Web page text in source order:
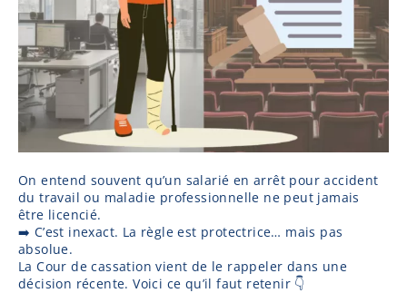
On entend souvent qu’un salarié en arrêt pour accident
du travail ou maladie professionnelle ne peut jamais
être licencié.
➡️ C’est inexact. La règle est protectrice… mais pas
absolue.
La Cour de cassation vient de le rappeler dans une
décision récente. Voici ce qu’il faut retenir 👇